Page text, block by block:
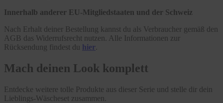
Innerhalb anderer EU-Mitgliedstaaten und der Schweiz
Nach Erhalt deiner Bestellung kannst du als Verbraucher gemäß den
AGB das Widerrufsrecht nutzen. Alle Informationen zur
Rücksendung findest du hier
Mach deinen Look komplett
Entdecke weitere tolle Produkte aus dieser Serie und stelle dir dein
Lieblings-Wäscheset zusammen.